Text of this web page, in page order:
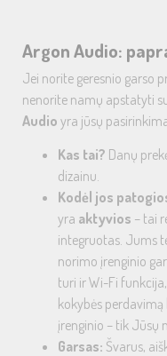
Argon Audio:
Jei norite geresnio garso
nenorite namų apstatyti
Audio yra jūsų
Kas tai? Danų
dizainu.
Kodėl jos
yra aktyvios – tai
integruotas. Jums
norimo įrenginio
turi ir Wi-Fi
kokybės
įrenginio – tik Jūsų
Garsas: Švarus,